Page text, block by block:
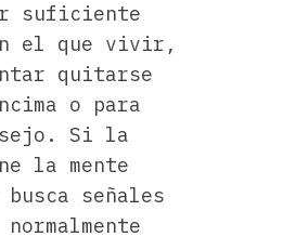
suficiente
el que vivir,
quitarse
o para
Si la
la mente
señales